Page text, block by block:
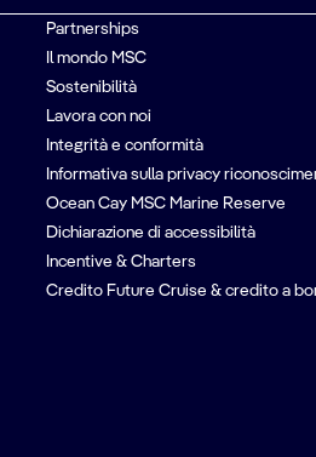
Partnerships
Il mondo MSC
Sostenibilità
Lavora con noi
Integrità e conformità
Informativa sulla privacy
Ocean Cay MSC Marine Reserve
Dichiarazione di accessibilità
Incentive & Charters
Credito Future Cruise & credito a